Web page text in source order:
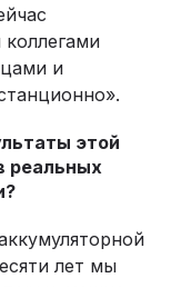
и
этой
реальных
лет мы